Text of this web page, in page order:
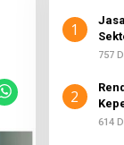
1
757
2
614